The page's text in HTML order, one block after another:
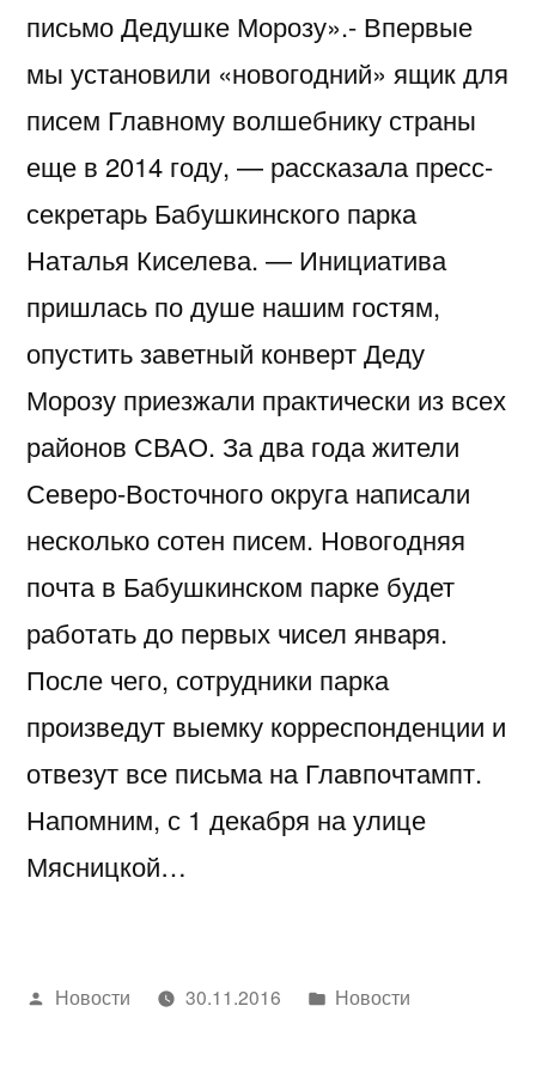
письмо Дедушке Морозу».- Впервые
мы установили «новогодний» ящик для
писем Главному волшебнику страны
еще в 2014 году, — рассказала пресс-
секретарь Бабушкинского парка
Наталья Киселева. — Инициатива
пришлась по душе нашим гостям,
опустить заветный конверт Деду
Морозу приезжали практически из всех
районов СВАО. За два года жители
Северо-Восточного округа написали
несколько сотен писем. Новогодняя
почта в Бабушкинском парке будет
работать до первых чисел января.
После чего, сотрудники парка
произведут выемку корреспонденции и
отвезут все письма на Главпочтампт.
Напомним, с 1 декабря на улице
Мясницкой…
Написано
Новости 30.11.2016
Написано
Новости